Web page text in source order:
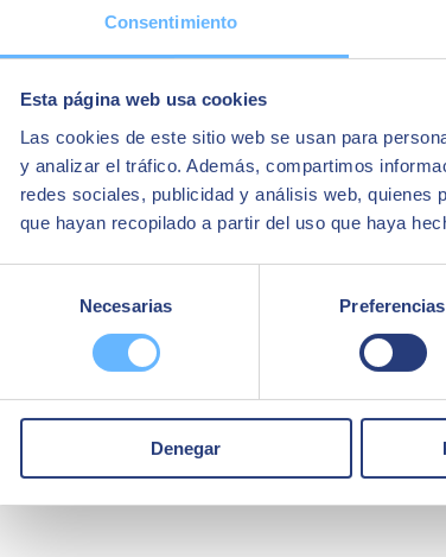
Consentimiento
Esta página web usa cookies
Las cookies de este sitio web se usan para
y analizar el tráfico. Además, compartimos
redes sociales, publicidad y análisis web, quienes
que hayan recopilado a partir del uso que haya
consentimiento
Necesarias Preferencias
Denegar